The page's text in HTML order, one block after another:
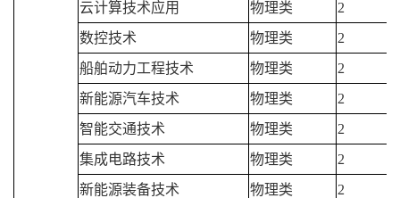
云计算技术应用
物理类
2
数控技术
物理类
2
船舶动力工程技术
物理类
2
新能源汽车技术
物理类
2
智能交通技术
物理类
2
集成电路技术
物理类
2
新能源装备技术
物理类
2